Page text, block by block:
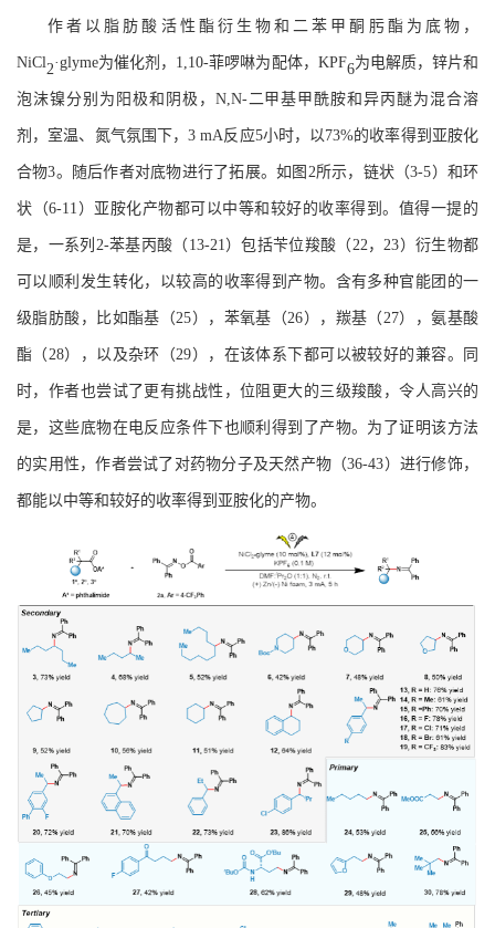
作者以脂肪酸活性酯衍生物和二苯甲酮肟酯为底物，
NiCl2·glyme为催化剂， 1,10-菲啰啉为配体， KPF6为电解质，锌片和
泡沫镍分别为阳极和阴极， N,N-二甲基甲酰胺和异丙醚为混合溶
剂，室温、氮气氛围下，3mA反应5小时，以73%的收率得到亚胺化
合物3。随后作者对底物进行了拓展。如图2所示，链状（3-5）和环
状（6-11 ）亚胺化产物都可以中等和较好的收率得到。值得一提的
是，一系列 2-苯基丙酸（ 13-21）包括苄位羧酸（22，23）衍生物都
可以顺利发生转化，以较高的收率得到产物。含有多种官能团的一
级脂肪酸，比如酯基（25），苯氧基（26），羰基（27），氨基酸
酯（28），以及杂环（29），在该体系下都可以被较好的兼容。同
时，作者也尝试了更有挑战性，位阻更大的三级羧酸，令人高兴的
是，这些底物在电反应条件下也顺利得到了产物。为了证明该方法
的实用性，作者尝试了对药物分子及天然产物（36-43）进行修饰，
都能以中等和较好的收率得到亚胺化的产物。